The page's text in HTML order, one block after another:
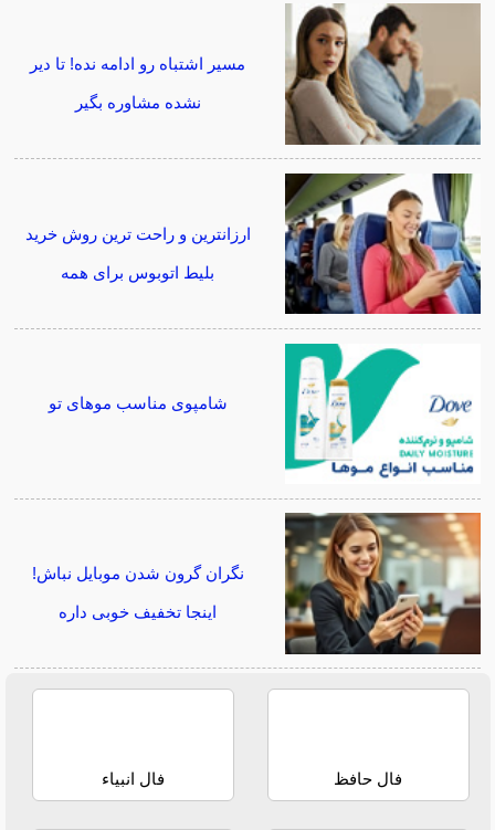
مسیر اشتباه رو ادامه نده! تا دیر
نشده مشاوره بگیر
ارزانترین و راحت ترین روش خرید
بلیط اتوبوس برای همه
شامپوی مناسب موهای تو
نگران گرون شدن موبایل نباش!
اینجا تخفیف خوبی داره
فال حافظ فال انبیاء